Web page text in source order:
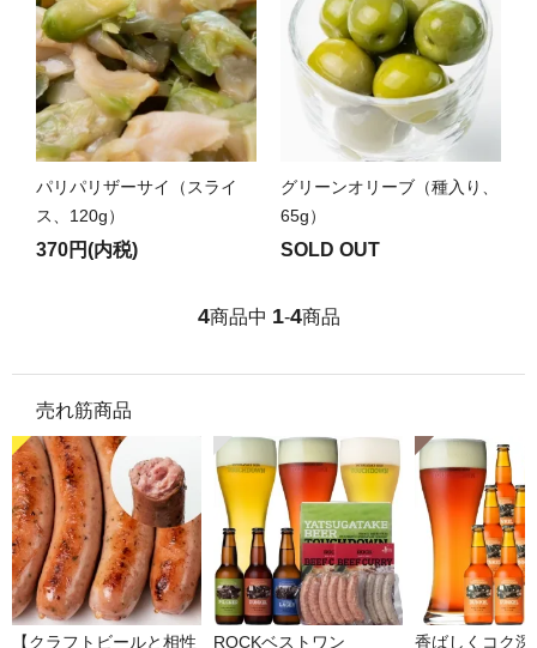
パリパリザーサイ（スライ
ス、120g）
370円(内税)
グリーンオリーブ（種入り、
65g）
SOLD OUT
4商品中 1-4商品
売れ筋商品
【クラフトビールと相性
ROCKベストワン
香ばしくコク深